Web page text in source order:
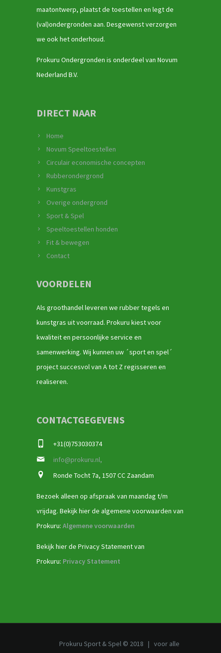
maatontwerp, plaatst de toestellen en legt de
(val)ondergronden aan. Desgewenst verzorgen
we ook het onderhoud.
Prokuru Ondergronden is onderdeel van Novum
Nederland B.V.
DIRECT NAAR
Home
Novum Speeltoestellen
Circulair economische concepten
Rubberondergrond
Kunstgras
Overige ondergrond
Sport & Spel
Speeltoestellen honden
Fit & bewegen
Contact
VOORDELEN
Als groothandel leveren we rubber tegels en
kunstgras uit voorraad. Prokuru kiest voor
kwaliteit en persoonlijke service en
samenwerking. Wij kunnen uw ´sport en spel´
project succesvol van A tot Z regisseren en
realiseren.
CONTACTGEGEVENS
+31(0)753030374
info@prokuru.nl,
Ronde Tocht 7a, 1507 CC Zaandam
Bezoek alleen op afspraak van maandag t/m
vrijdag. Bekijk hier de algemene voorwaarden van
Prokuru: Algemene voorwaarden
Bekijk hier de Privacy Statement van
Prokuru: Privacy Statement
Prokuru Sport & Spel © 2018 | voor alle